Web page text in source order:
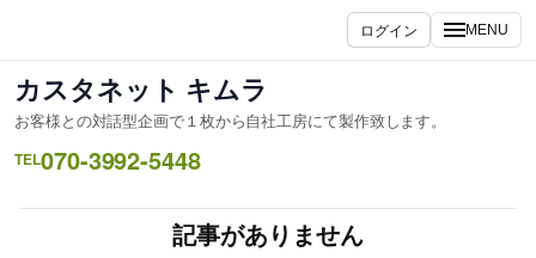
ス
キ
ッ
ログイン MENU
カスタネット キムラ
お客様との対話型企画で１枚から自社工房にて製作致します。
TEL070-3992-5448
記事がありません